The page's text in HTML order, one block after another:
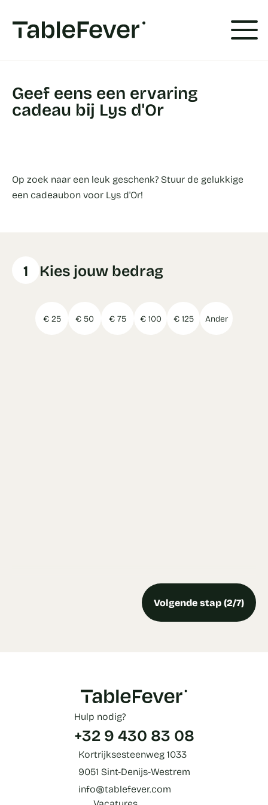
Geef eens een ervaring
cadeau bij Lys d'Or
Op zoek naar een leuk geschenk? Stuur de gelukkige
een cadeaubon voor Lys d'Or!
1 Kies jouw bedrag
€ 25 € 50 € 75 € 100 € 125 Ander
Volgende stap (2/7)
Hulp nodig?
+32 9 430 83 08
Kortrijksesteenweg 1033
9051 Sint-Denijs-Westrem
info@tablefever.com